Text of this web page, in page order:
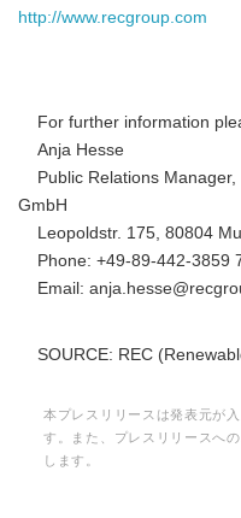
http://www.recgroup.com
For further information
Anja Hesse
Public Relations Manager,
GmbH
Leopoldstr. 175, 80804
Phone: +49-89-442-3859
Email:
SOURCE: REC
本プレスリリースは発表元が
す。また、プレスリリースへ
します。